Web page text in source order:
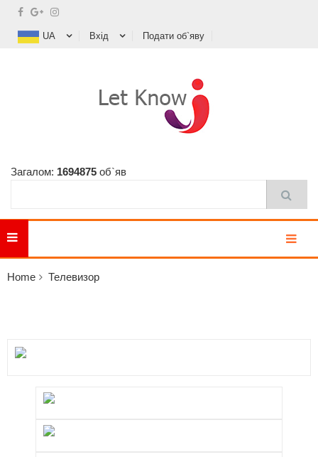
UA Вхід Подати об`яву
Загалом: 1694875 об`яв
Home Телевизор